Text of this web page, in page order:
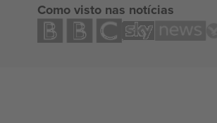
Como visto nas notícias